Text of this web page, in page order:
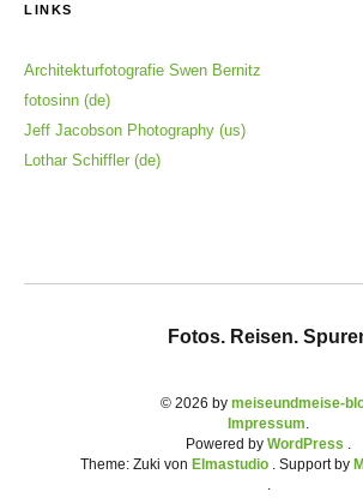
LINKS
Architekturfotografie Swen Bernitz
fotosinn (de)
Jeff Jacobson Photography (us)
Lothar Schiffler (de)
Fotos. Reisen.
© 2026 by meiseundmeise-
Impressum
Powered by WordPress
Theme: Zuki von Elmastudio . Support by